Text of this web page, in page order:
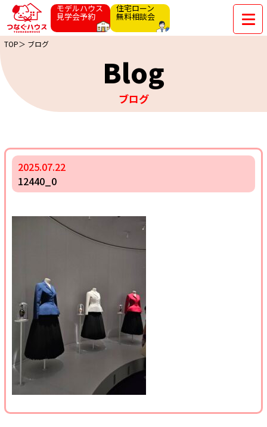
モデルハウス
見学会予約
住宅ローン
無料相談会
TOP＞ ブログ
Blog
ブログ
2025.07.22
12440_0